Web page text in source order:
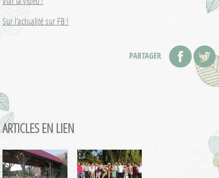
Sur l’actualité sur FB !
PARTAGER
ARTICLES EN LIEN